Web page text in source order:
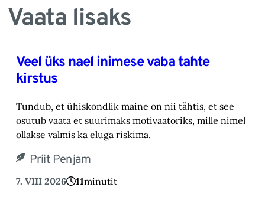
Vaata lisaks
Veel üks nael inimese vaba tahte
kirstus
Tundub, et ühiskondlik maine on nii tähtis, et see
osutub vaata et suurimaks motivaatoriks, ‎mille nimel
ollakse valmis ka eluga riskima.‎
Priit Penjam
7. VIII 2026 11minutit